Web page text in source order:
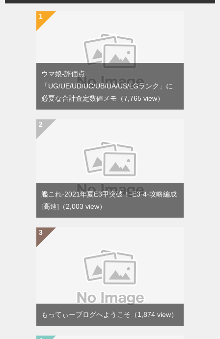
ウマ娘-評価点
「UG/UE/UD/UC/UB/UA/US/LGランク」に
必要な合計査定数値メモ （7,765 view）
艦これ-2021年夏E3甲突破！-E3-4-攻略編成
[高速] （2,003 view）
もってぃーブログへようこそ （1,874 view）